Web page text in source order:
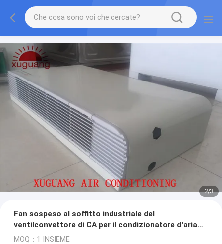
2/3
Fan sospeso al soffitto industriale del
ventilconvettore di CA per il condizionatore d'aria
centrale 1000CFM
MOQ：1 INSIEME